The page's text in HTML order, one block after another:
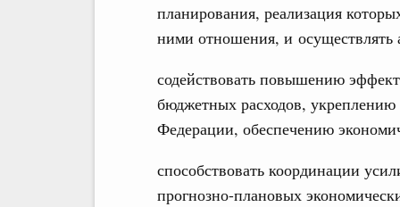
планирования, реализация
ними отношения, и осуществлять
содействовать повышению
бюджетных расходов, укреплению
Федерации, обеспечению
способствовать координации
прогнозно-плановых